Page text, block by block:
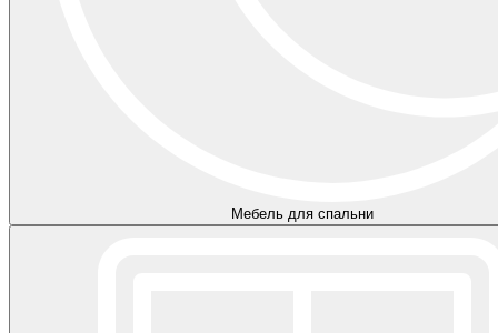
Мебель для спальни